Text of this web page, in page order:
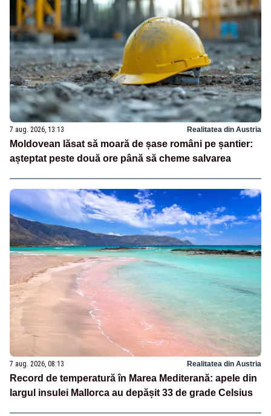
7 aug. 2026, 13:13 Realitatea din Austria
Moldovean lăsat să moară de șase români pe șantier:
așteptat peste două ore până să cheme salvarea
7 aug. 2026, 08:13 Realitatea din Austria
Record de temperatură în Marea Mediterană: apele din
largul insulei Mallorca au depășit 33 de grade Celsius